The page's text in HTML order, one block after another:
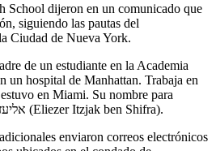
dijeron en un comunicado que
siguiendo las pautas del
Ciudad de Nueva York.
de un estudiante en la Academia
un hospital de Manhattan. Trabaja en
en Miami. Su nombre para
Tehillim es אליעזר יצחק בן שפרה (Eliezer Itzjak ben Shifra).
enviaron correos electrónicos